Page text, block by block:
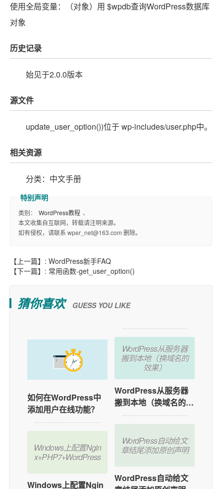
使用全局变量：（对象）用 $wpdb查询WordPress数据库
对象
历史记录
始见于2.0.0版本
源文件
update_user_option())位于 wp-includes/user.php中。
相关资源
分类：中文手册
类别： WordPress教程 、
本文收集自互联网，转载请注明来源。
如有侵权，请联系 wper_net@163.com 删除。
【上一篇】: WordPress新手FAQ
【下一篇】: 常用函数-get_user_option()
猜你喜欢 GUESS YOU LIKE
如何在WordPress中
添加用户在线功能？
Windows上配置Ngin
x+PHP7+WordPress
Windows上配置Ngin
不计数的问题
WordPress从服务器
搬到本地（换域名的
效果）
WordPress从服务器
搬到本地（换域名的效
果）
WordPress自动给文
章结尾添加原创声明
WordPress自动给文